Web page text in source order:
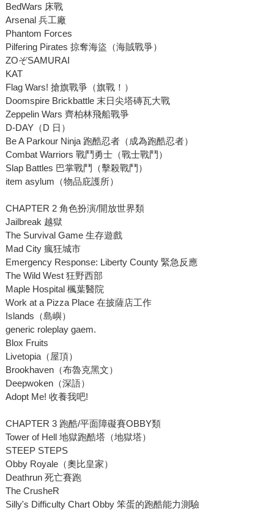
BedWars 床戰
Arsenal 兵工廠
Phantom Forces
Pilfering Pirates 掠奪海盜（海賊戰爭）
ZOぞSAMURAI
KAT
Flag Wars! 搶旗戰爭（旗戰！）
Doomspire Brickbattle 末日尖塔磚瓦大戰
Zeppelin Wars 齊柏林飛船戰爭
D-DAY（D 日）
Be A Parkour Ninja 跑酷忍者（成為跑酷忍者）
Combat Warriors 戰鬥勇士（戰士戰鬥）
Slap Battles 巴掌戰鬥（擊殺戰鬥）
item asylum（物品庇護所）
CHAPTER 2 角色扮演/開放世界類
Jailbreak 越獄
The Survival Game 生存遊戲
Mad City 瘋狂城市
Emergency Response: Liberty County 緊急反應
The Wild West 狂野西部
Maple Hospital 楓葉醫院
Work at a Pizza Place 在披薩店工作
Islands（島嶼）
generic roleplay gaem.
Blox Fruits
Livetopia（屋頂）
Brookhaven（布魯克黑文）
Deepwoken（深語）
Adopt Me! 收養我吧!
CHAPTER 3 跑酷/平面障礙賽OBBY類
Tower of Hell 地獄跑酷塔（地獄塔）
STEEP STEPS
Obby Royale（奧比皇家）
Deathrun 死亡賽跑
The CrusheR
Silly's Difficulty Chart Obby 笨蛋的跑酷能力測驗